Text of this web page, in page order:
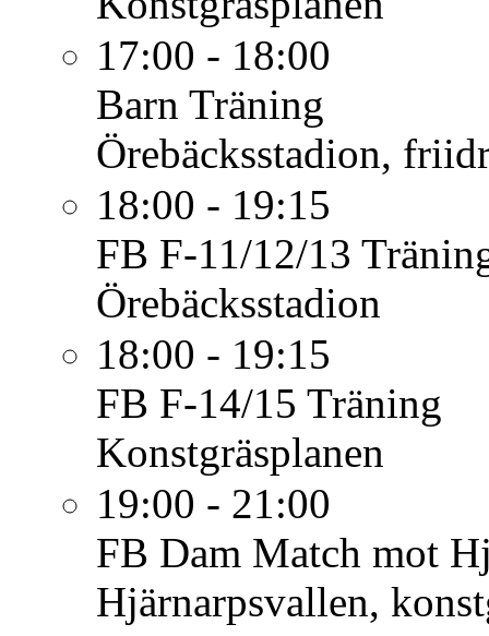
17:00 - 18:00
Barn Träning
Örebäcksstadion,
18:00 - 19:15
FB F-11/12/13
Örebäcksstadion
18:00 - 19:15
FB F-14/15 Träning
Konstgräsplanen
19:00 - 21:00
FB Dam Match mot
Hjärnarpsvallen,